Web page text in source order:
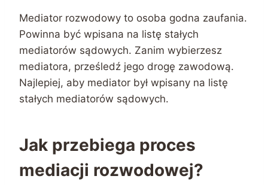
Mediator rozwodowy to osoba godna zaufania.
Powinna być wpisana na listę stałych
mediatorów sądowych. Zanim wybierzesz
mediatora, prześledź jego drogę zawodową.
Najlepiej, aby mediator był wpisany na listę
stałych mediatorów sądowych.
Jak przebiega proces
mediacji rozwodowej?